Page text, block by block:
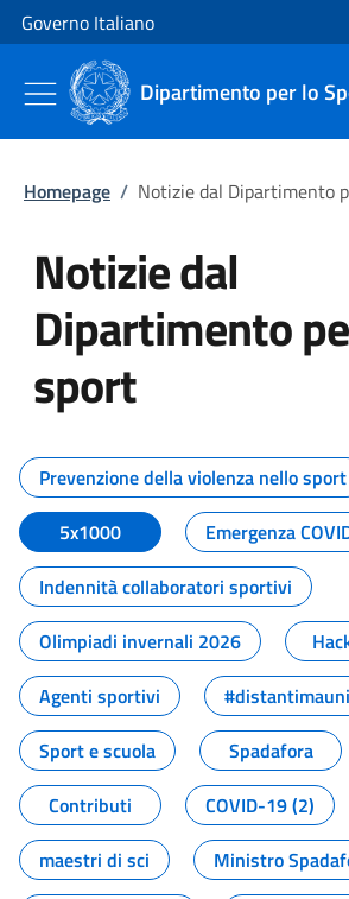
Vai al contenuto
Vai alla navigazione del sito
Governo Italiano
Dipartimento per lo
Homepage / Notizie dal Dipartimento
Notizie dal
Dipartimento
sport
Tutti i contenuti
Prevenzione della violenza nello sport
5x1000
Emergenza
Indennità collaboratori sportivi
Olimpiadi invernali 2026
Agenti sportivi
Sport e scuola
Spadafora
Contributi
COVID-19 (2)
maestri di sci
Ministro